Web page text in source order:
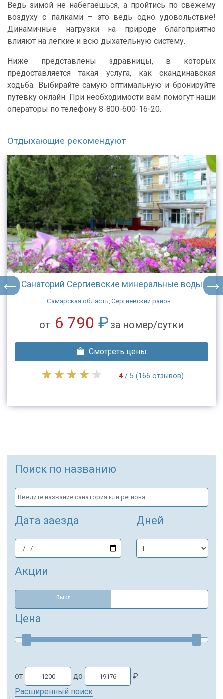
Ведь зимой не набегаешься, а пройтись по свежему
воздуху с палками – это ведь одно удовольствие!
Динамичные нагрузки на природе благоприятно
влияют на легкие и всю дыхательную систему.
Ниже представлены здравницы, в которых
предоставляется такая услуга, как скандинавская
ходьба. Выбирайте самую оптимальную и бронируйте
путевку онлайн. При необходимости вам помогут наши
операторы по телефону 8-800-600-16-20.
Отдыхающие рекомендуют
Санаторий Сергиевские минеральные воды
Самарская область, Сергиевский район ...
от 6 790 ₽ за номер/сутки
Смотреть цены
4/ 5 (166 отзывов)
Поиск по названию
Дата заезда Дней
Акции
Выкл
Цена
от до
₽
Расширенный поиск